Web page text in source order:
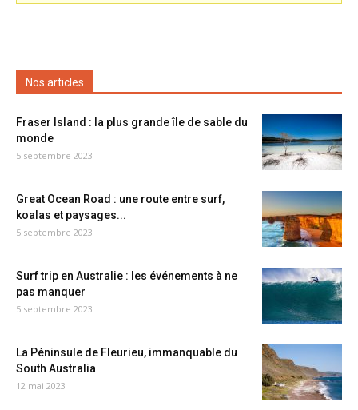
Nos articles
Fraser Island : la plus grande île de sable du
monde
5 septembre 2023
Great Ocean Road : une route entre surf,
koalas et paysages...
5 septembre 2023
Surf trip en Australie : les événements à ne
pas manquer
5 septembre 2023
La Péninsule de Fleurieu, immanquable du
South Australia
12 mai 2023